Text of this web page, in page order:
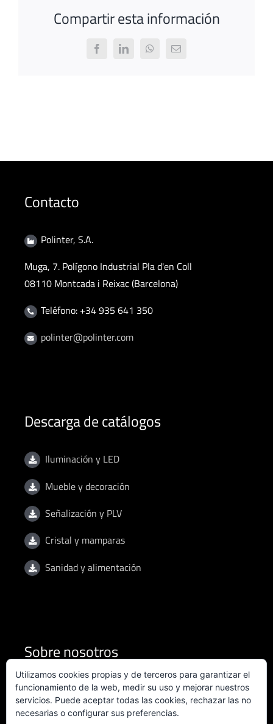
Compartir esta información
FacebookLinkedInWhatsApp
Email
Contacto
Polinter, S.A.
Muga, 7. Polígono Industrial Pla d'en Coll
08110 Montcada i Reixac (Barcelona)
Teléfono: +34 935 641 350
polinter@polinter.com
Descarga de catálogos
Iluminación y LED
Mueble y decoración
Señalización y PLV
Cristal y mamparas
Sanidad y alimentación
Sobre nosotros
Condiciones de uso
Política de privacidad
Utilizamos cookies propias y de terceros para garantizar el
funcionamiento de la web, medir su uso y mejorar nuestros
servicios. Puede aceptar todas las cookies, rechazar las no
necesarias o configurar sus preferencias.